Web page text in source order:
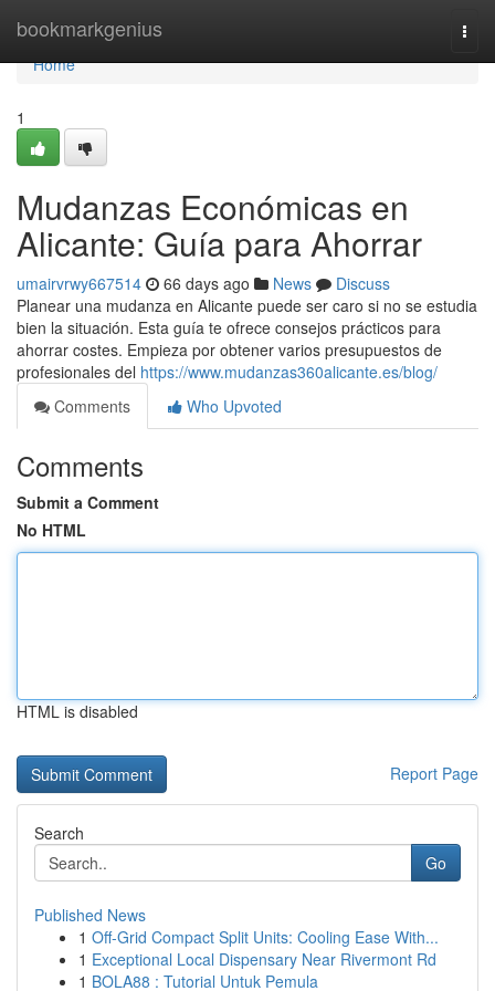
bookmarkgenius
Home
Home
1
Mudanzas Económicas en
Alicante: Guía para Ahorrar
umairvrwy667514 66 days ago News
Discuss
Planear una mudanza en Alicante puede ser caro si no se estudia
bien la situación. Esta guía te ofrece consejos prácticos para
ahorrar costes. Empieza por obtener varios presupuestos de
profesionales del https://www.mudanzas360alicante.es/blog/
Comments
Who Upvoted
Comments
Submit a Comment
No HTML
HTML is disabled
Report Page
Search
Go
Published News
1 Off-Grid Compact Split Units: Cooling Ease With...
1 Exceptional Local Dispensary Near Rivermont Rd
1 BOLA88 : Tutorial Untuk Pemula